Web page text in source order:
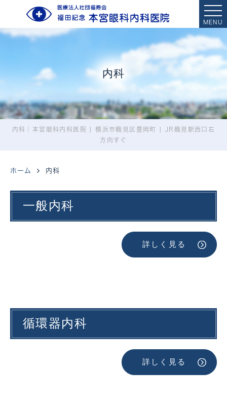
MENU
内科
内科｜本宮眼科内科医院 | 横浜市鶴見区豊岡町 | JR鶴見駅西口右
方向すぐ
ホーム 内科
一般内科
詳しく見る
循環器内科
詳しく見る